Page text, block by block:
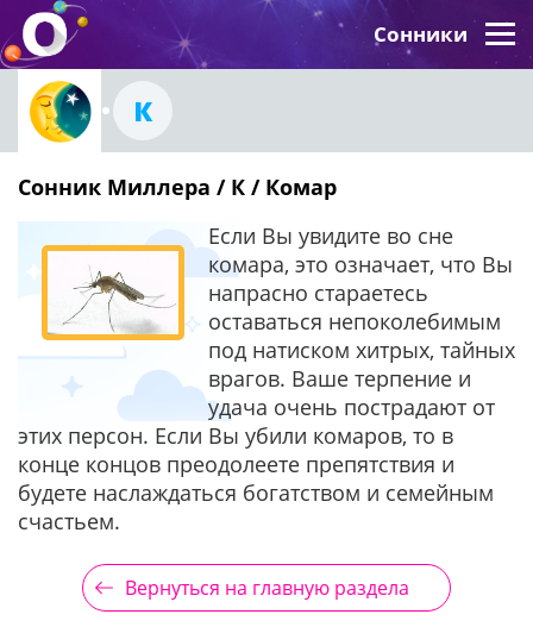
Сонники
К
Сонник Миллера / К / Комар
Если Вы увидите во сне
комара, это означает, что Вы
напрасно стараетесь
оставаться непоколебимым
под натиском хитрых, тайных
врагов. Ваше терпение и
удача очень пострадают от
этих персон. Если Вы убили комаров, то в
конце концов преодолеете препятствия и
будете наслаждаться богатством и семейным
счастьем.
Вернуться на главную раздела